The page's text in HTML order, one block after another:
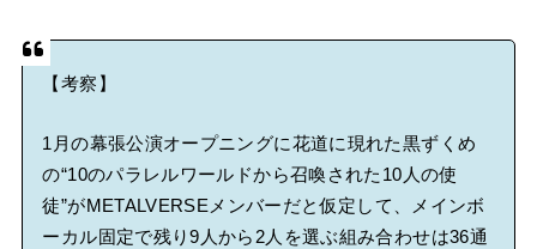
【考察】
1月の幕張公演オープニングに花道に現れた黒ずくめ
の“10のパラレルワールドから召喚された10人の使
徒”がMETALVERSEメンバーだと仮定して、メインボ
ーカル固定で残り9人から2人を選ぶ組み合わせは36通